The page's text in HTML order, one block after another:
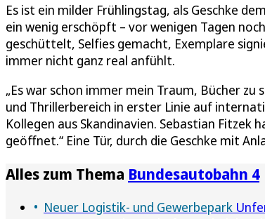
Es ist ein milder Frühlingstag, als Geschke
ein wenig erschöpft – vor wenigen Tagen
geschüttelt, Selfies gemacht, Exemplare
immer nicht ganz real anfühlt.
„Es war schon immer mein Traum, Bücher zu
und Thrillerbereich in erster Linie auf
Kollegen aus Skandinavien. Sebastian
geöffnet.“ Eine Tür, durch die Geschke mit
Alles zum Thema Bundesautobahn 4
Neuer Logistik- und Gewerbepark